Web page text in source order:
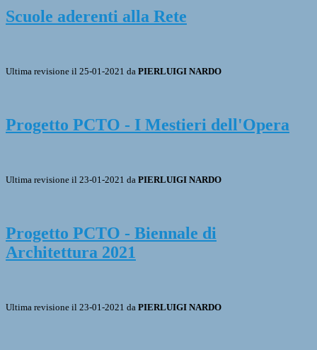
Scuole aderenti alla Rete
Ultima revisione il 25-01-2021 da PIERLUIGI NARDO
Progetto PCTO - I Mestieri dell'Opera
Ultima revisione il 23-01-2021 da PIERLUIGI NARDO
Progetto PCTO - Biennale di
Architettura 2021
Ultima revisione il 23-01-2021 da PIERLUIGI NARDO